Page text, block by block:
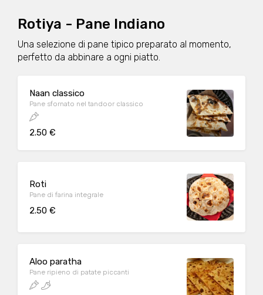
Rotiya - Pane Indiano
Una selezione di pane tipico preparato al momento,
perfetto da abbinare a ogni piatto.
Naan classico
Pane sfornato nel tandoor classico
2.50 €
Roti
Pane di farina integrale
2.50 €
Aloo paratha
Pane ripieno di patate piccanti